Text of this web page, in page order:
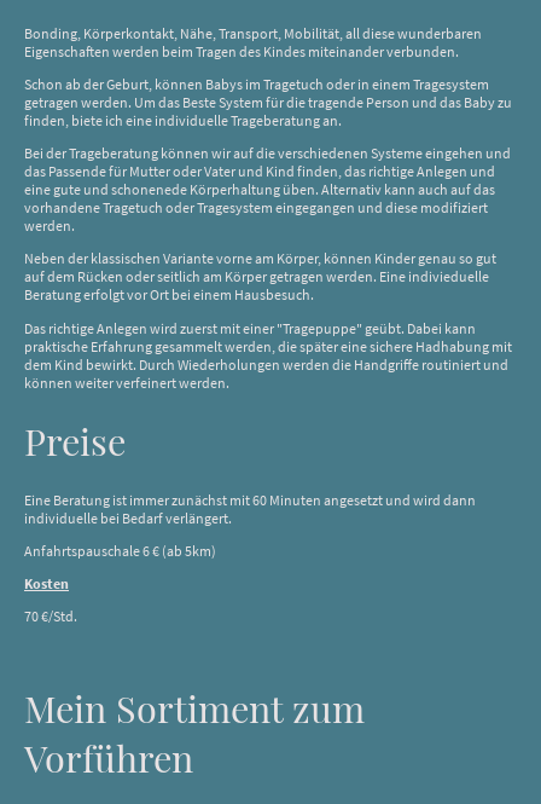
Bonding, Körperkontakt, Nähe, Transport, Mobilität, all diese wunderbaren
Eigenschaften werden beim Tragen des Kindes miteinander verbunden.
Schon ab der Geburt, können Babys im Tragetuch oder in einem Tragesystem
getragen werden. Um das Beste System für die tragende Person und das Baby zu
finden, biete ich eine individuelle Trageberatung an.
Bei der Trageberatung können wir auf die verschiedenen Systeme eingehen und
das Passende für Mutter oder Vater und Kind finden, das richtige Anlegen und
eine gute und schonenede Körperhaltung üben. Alternativ kann auch auf das
vorhandene Tragetuch oder Tragesystem eingegangen und diese modifiziert
werden.
Neben der klassischen Variante vorne am Körper, können Kinder genau so gut
auf dem Rücken oder seitlich am Körper getragen werden. Eine indivieduelle
Beratung erfolgt vor Ort bei einem Hausbesuch.
Das richtige Anlegen wird zuerst mit einer "Tragepuppe" geübt. Dabei kann
praktische Erfahrung gesammelt werden, die später eine sichere Hadhabung mit
dem Kind bewirkt. Durch Wiederholungen werden die Handgriffe routiniert und
können weiter verfeinert werden.
Preise
Eine Beratung ist immer zunächst mit 60 Minuten angesetzt und wird dann
individuelle bei Bedarf verlängert.
Anfahrtspauschale 6 € (ab 5km)
Kosten
70 €/Std.
Mein Sortiment zum
Vorführen